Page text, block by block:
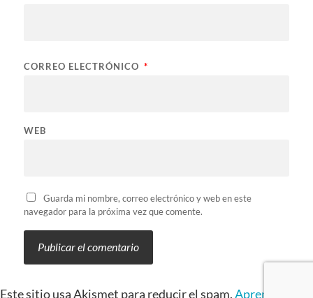
CORREO ELECTRÓNICO *
WEB
Guarda mi nombre, correo electrónico y web en este
navegador para la próxima vez que comente.
Este sitio usa Akismet para reducir el spam.Aprende